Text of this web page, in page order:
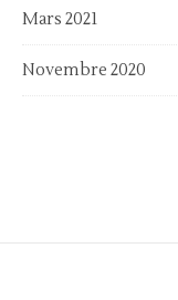
Mars 2021
Novembre 2020